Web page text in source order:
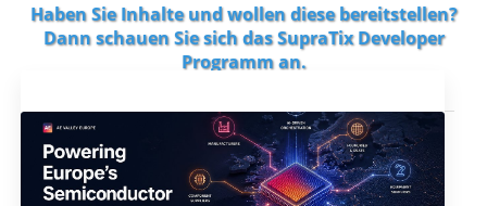
Haben Sie Inhalte und wollen diese bereitstellen?
Dann schauen Sie sich dasSupraTix Developer
Programman.